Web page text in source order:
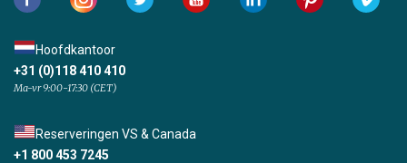
Hoofdkantoor
+31 (0)118 410 410
Ma-vr 9:00-17:30 (CET)
Reserveringen VS & Canada
+1 800 453 7245